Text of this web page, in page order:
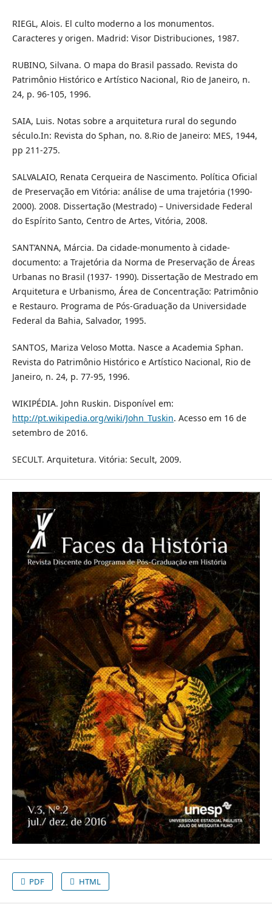
RIEGL, Alois. El culto moderno a los monumentos.
Caracteres y origen. Madrid: Visor Distribuciones, 1987.
RUBINO, Silvana. O mapa do Brasil passado. Revista do
Patrimônio Histórico e Artístico Nacional, Rio de Janeiro, n.
24, p. 96-105, 1996.
SAIA, Luis. Notas sobre a arquitetura rural do segundo
século.In: Revista do Sphan, no. 8.Rio de Janeiro: MES, 1944,
pp 211-275.
SALVALAIO, Renata Cerqueira de Nascimento. Política Oficial
de Preservação em Vitória: análise de uma trajetória (1990-
2000). 2008. Dissertação (Mestrado) – Universidade Federal
do Espírito Santo, Centro de Artes, Vitória, 2008.
SANT’ANNA, Márcia. Da cidade-monumento à cidade-
documento: a Trajetória da Norma de Preservação de Áreas
Urbanas no Brasil (1937- 1990). Dissertação de Mestrado em
Arquitetura e Urbanismo, Área de Concentração: Patrimônio
e Restauro. Programa de Pós-Graduação da Universidade
Federal da Bahia, Salvador, 1995.
SANTOS, Mariza Veloso Motta. Nasce a Academia Sphan.
Revista do Patrimônio Histórico e Artístico Nacional, Rio de
Janeiro, n. 24, p. 77-95, 1996.
WIKIPÉDIA. John Ruskin. Disponível em:
http://pt.wikipedia.org/wiki/John_Tuskin. Acesso em 16 de
setembro de 2016.
SECULT. Arquitetura. Vitória: Secult, 2009.
PDF HTML